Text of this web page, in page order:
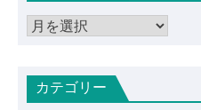
ア
イカテゴリー